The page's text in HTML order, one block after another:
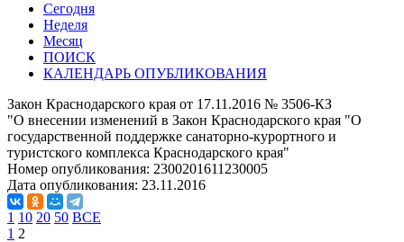
Сегодня
Неделя
Месяц
ПОИСК
КАЛЕНДАРЬ ОПУБЛИКОВАНИЯ
Закон Краснодарского края от 17.11.2016 № 3506-КЗ
"О внесении изменений в Закон Краснодарского края "О
государственной поддержке санаторно-курортного и
туристского комплекса Краснодарского края"
Номер опубликования: 2300201611230005
Дата опубликования: 23.11.2016
1 10 20 50 ВСЕ
1 2